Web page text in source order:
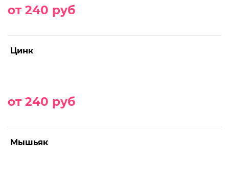
от 240 руб
Цинк
от 240 руб
Мышьяк